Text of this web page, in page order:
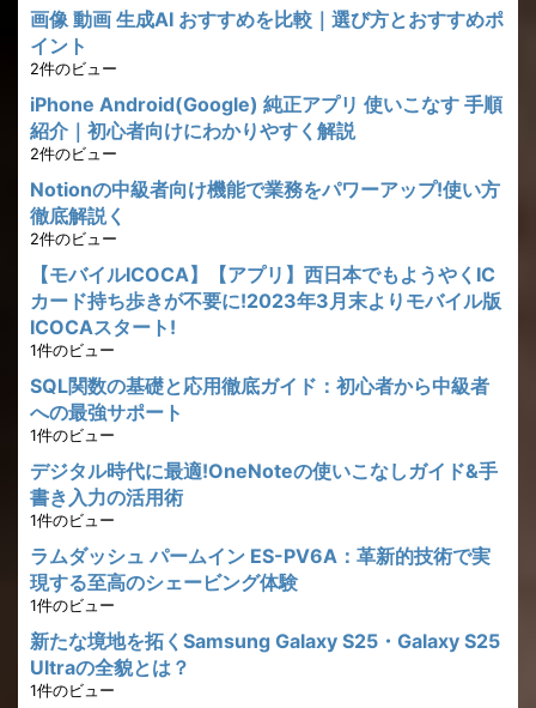
画像 動画 生成AI おすすめを比較｜選び方とおすすめポ
イント
2件のビュー
iPhone Android(Google) 純正アプリ 使いこなす 手順
紹介｜初心者向けにわかりやすく解説
2件のビュー
Notionの中級者向け機能で業務をパワーアップ!使い方
徹底解説く
2件のビュー
【モバイルICOCA】【アプリ】西日本でもようやくIC
カード持ち歩きが不要に!2023年3月末よりモバイル版
ICOCAスタート!
1件のビュー
SQL関数の基礎と応用徹底ガイド：初心者から中級者
への最強サポート
1件のビュー
デジタル時代に最適!OneNoteの使いこなしガイド&手
書き入力の活用術
1件のビュー
ラムダッシュ パームイン ES-PV6A：革新的技術で実
現する至高のシェービング体験
1件のビュー
新たな境地を拓くSamsung Galaxy S25・Galaxy S25
Ultraの全貌とは？
1件のビュー